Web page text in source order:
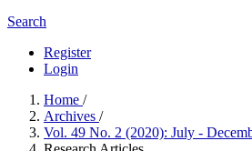
Search
Register
Login
Home /
Archives /
Vol. 49 No. 2 (2020): July -